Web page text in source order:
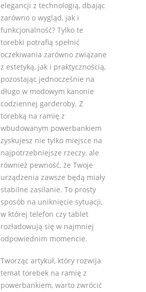
elegancji z technologią, dbając
zarówno o wygląd, jak i
funkcjonalność? Tylko te
torebki potrafią spełnić
oczekiwania zarówno związane
z estetyką, jak i praktycznością,
pozostając jednocześnie na
długo w modowym kanonie
codziennej garderoby. Z
torebką na ramię z
wbudowanym powerbankiem
zyskujesz nie tylko miejsce na
najpotrzebniejsze rzeczy, ale
również pewność, że Twoje
urządzenia zawsze będą miały
stabilne zasilanie. To prosty
sposób na uniknięcie sytuacji,
w której telefon czy tablet
rozładowują się w najmniej
odpowiednim momencie.
Tworząc artykuł, który rozwija
temat torebek na ramię z
powerbankiem, warto zwrócić